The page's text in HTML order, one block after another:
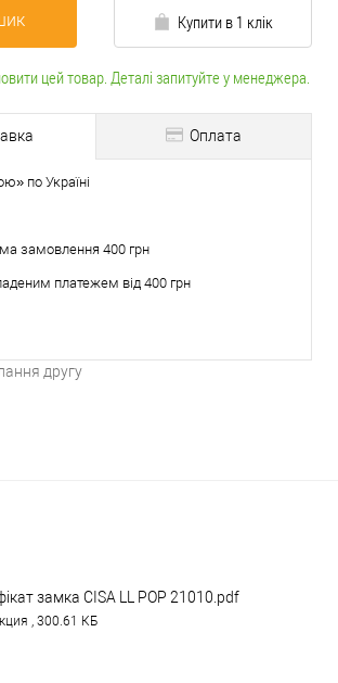
Купити в 1 клік
цей товар. Деталі запитуйте у менеджера.
Оплата
по Україні
замовлення 400 грн
платежем від 400 грн
другу
замка CISA LL POP 21010.pdf
, 300.61 КБ